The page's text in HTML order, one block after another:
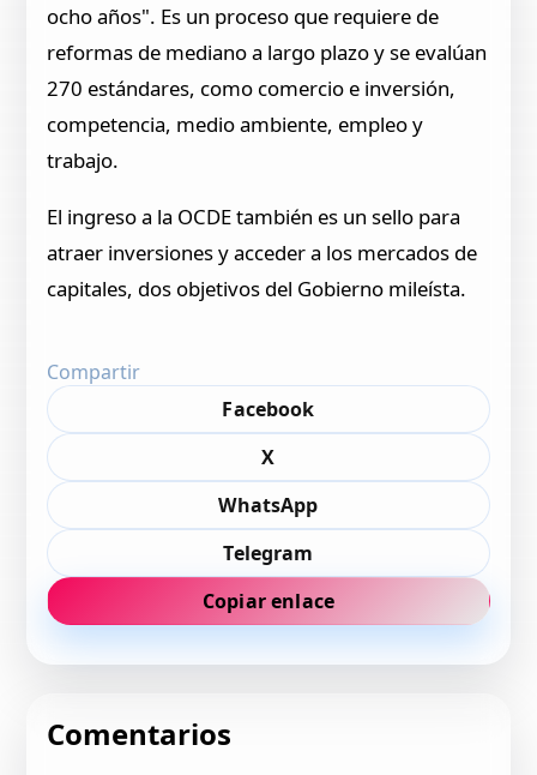
ocho años". Es un proceso que requiere de
reformas de mediano a largo plazo y se evalúan
270 estándares, como comercio e inversión,
competencia, medio ambiente, empleo y
trabajo.
El ingreso a la OCDE también es un sello para
atraer inversiones y acceder a los mercados de
capitales, dos objetivos del Gobierno mileísta.
Compartir
Facebook
X
WhatsApp
Telegram
Copiar enlace
Comentarios